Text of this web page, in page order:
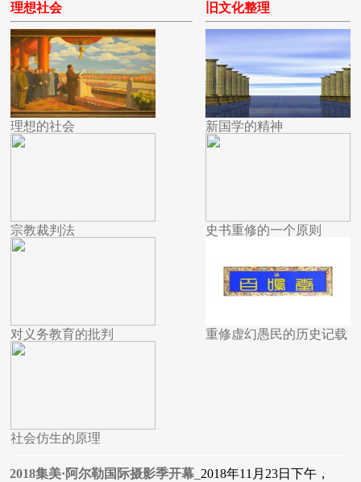
理想社会
理想的社会
宗教裁判法
对义务教育的批判
社会仿生的原理
旧文化整理
新国学的精神
史书重修的一个原则
重修虚幻愚民的历史记载
2018集美·阿尔勒国际摄影季开幕_ 2018年11月23日下午，